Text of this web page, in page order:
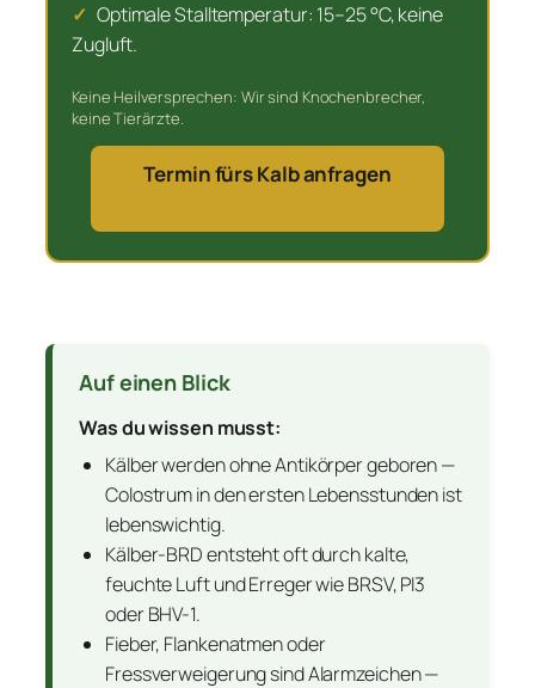
✓ Optimale Stalltemperatur: 15–25 °C, keine
Zugluft.
Keine Heilversprechen: Wir sind Knochenbrecher,
keine Tierärzte.
Termin fürs Kalb anfragen
Auf einen Blick
Was du wissen musst:
Kälber werden ohne Antikörper geboren —
Colostrum in den ersten Lebensstunden ist
lebenswichtig.
Kälber-BRD entsteht oft durch kalte,
feuchte Luft und Erreger wie BRSV, PI3
oder BHV-1.
Fieber, Flankenatmen oder
Fressverweigerung sind Alarmzeichen —